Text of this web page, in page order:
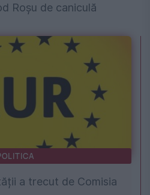
Roșu de caniculă
a trecut de Comisia